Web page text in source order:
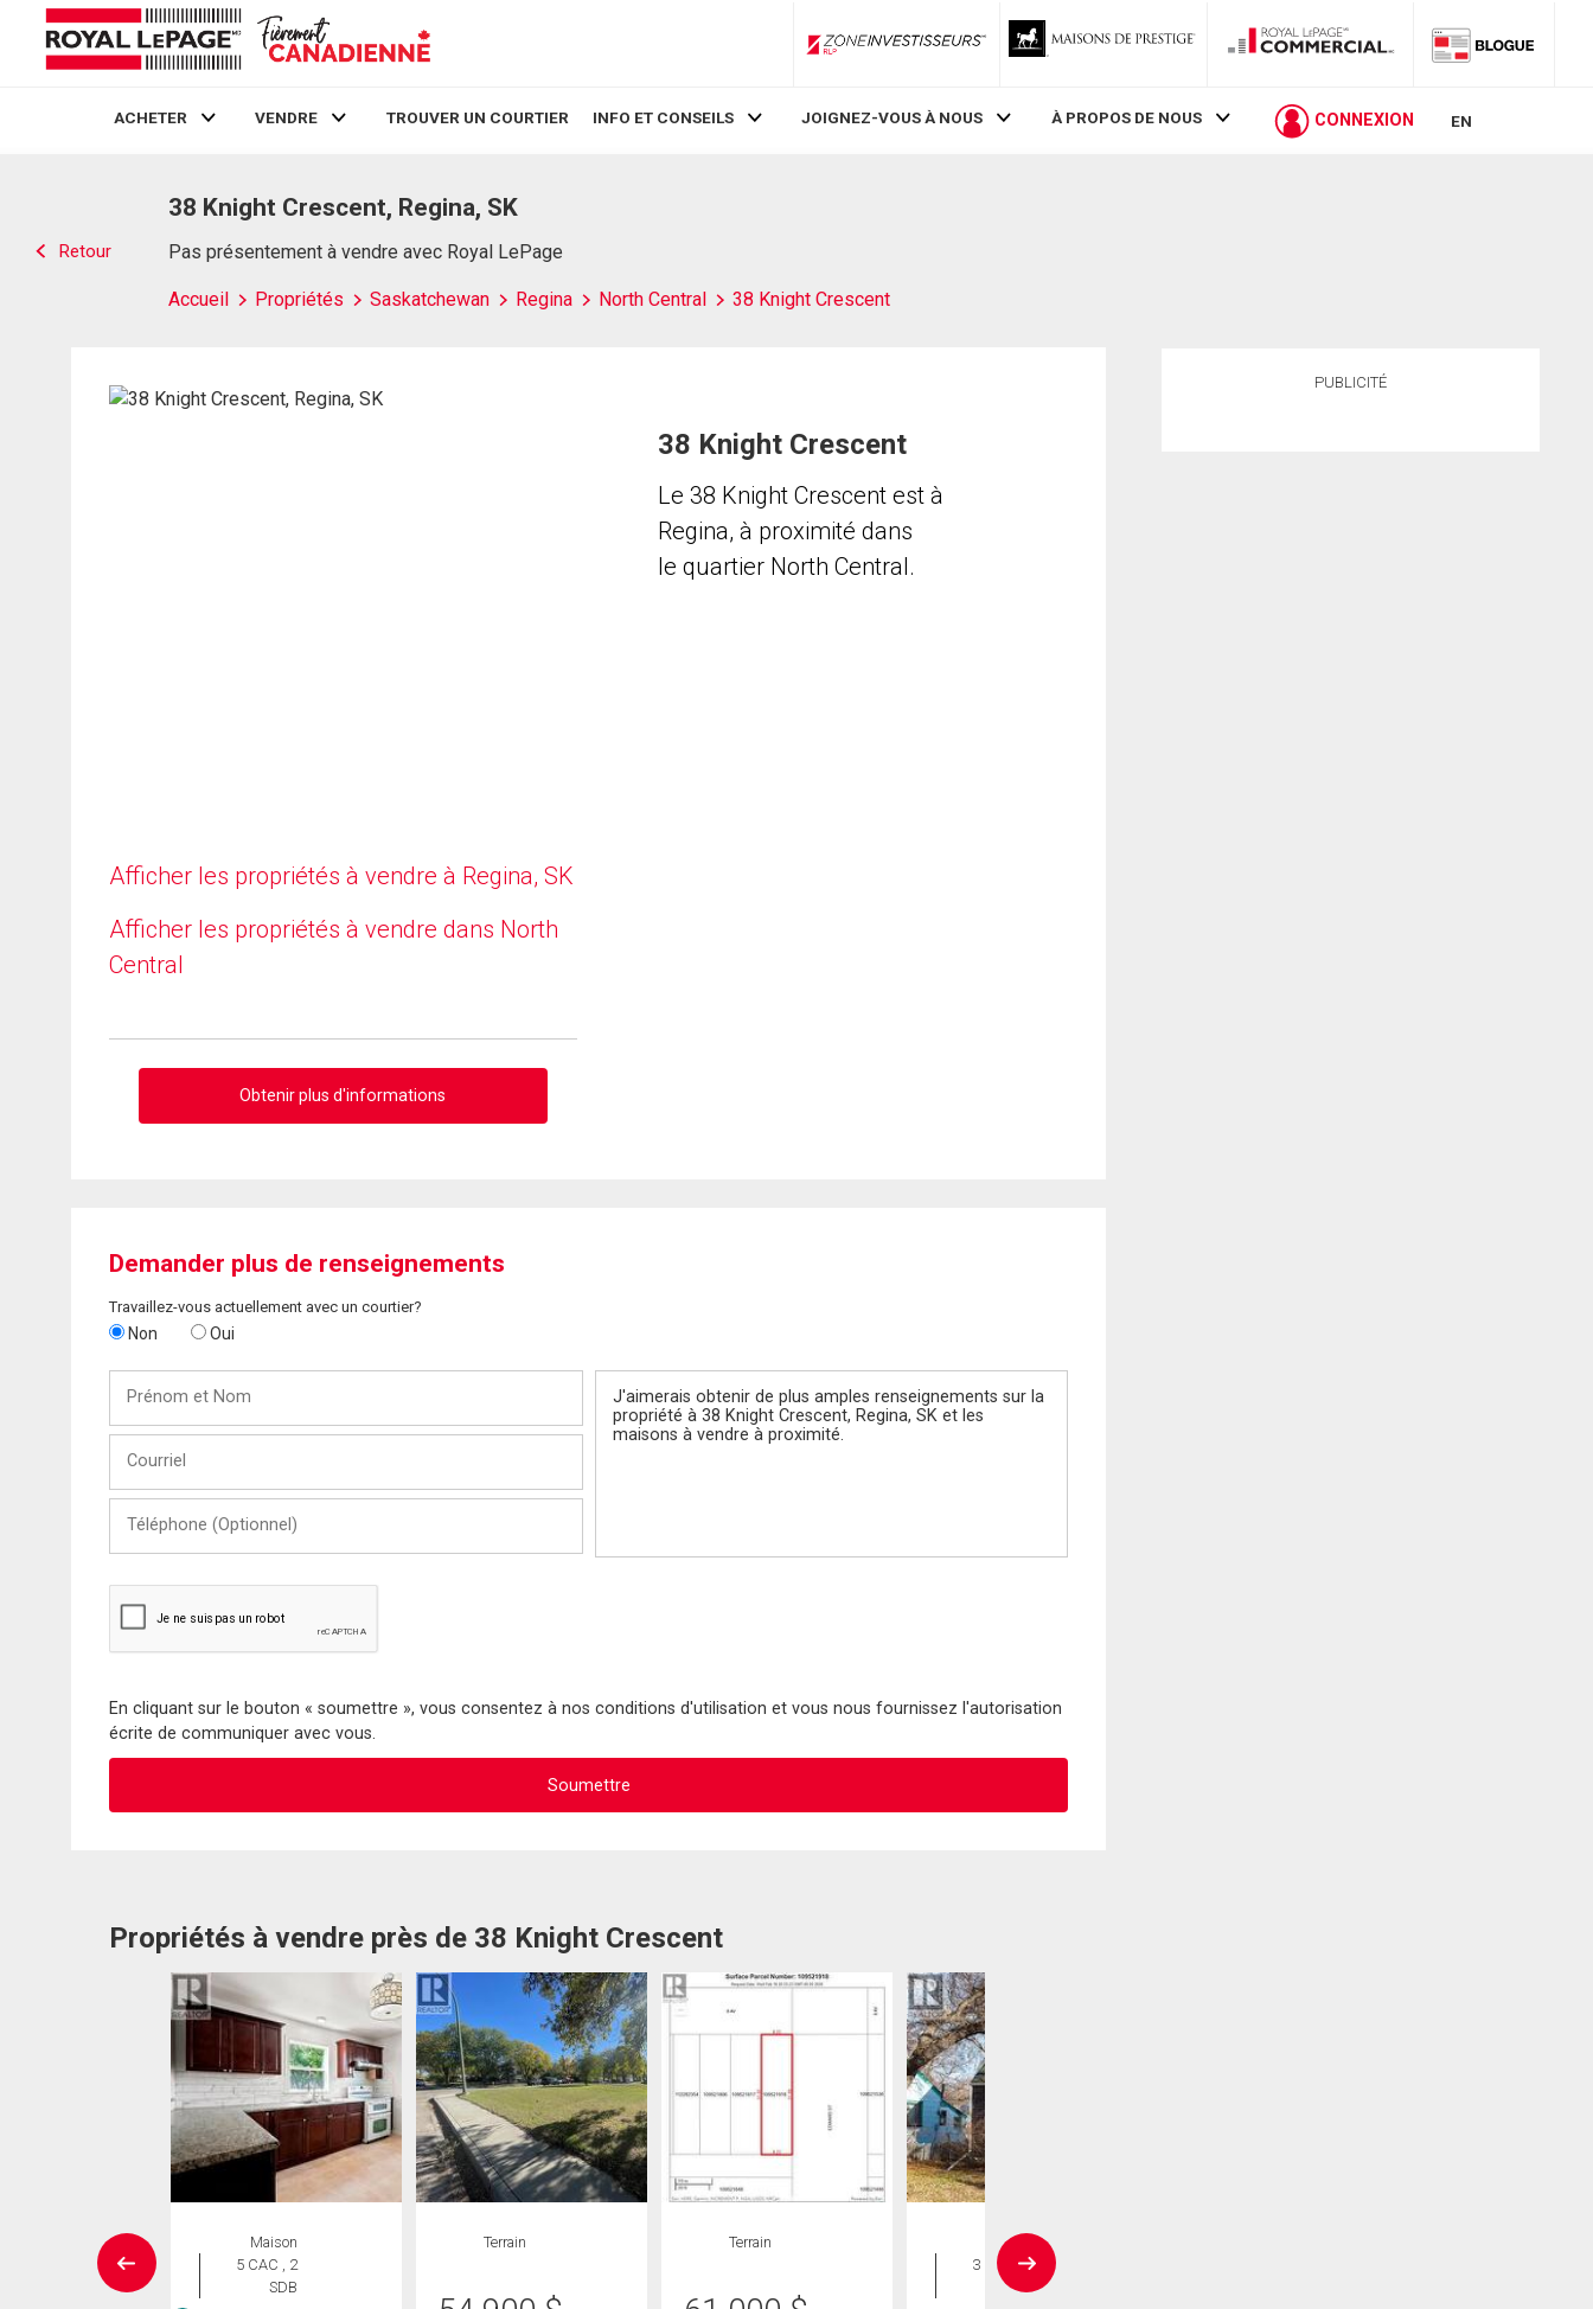
ZoneInvestisseurs RLP
ACHETER VENDRE TROUVER UN COURTIER INFO ET CONSEILS JOIGNEZ-VOUS À NOUS À PROPOS DE NOUS CONNEXION EN
Retour
38 Knight Crescent, Regina, SK
Pas présentement à vendre avec Royal LePage
Accueil Propriétés Saskatchewan Regina North Central 38 Knight Crescent
Afficher les propriétés à vendre à Regina, SK
Afficher les propriétés à vendre dans North
Central
Obtenir plus d'informations
38 Knight Crescent
Le 38 Knight Crescent est à
Regina, à proximité dans
le quartier North Central.
Demander plus de renseignements
Travaillez-vous actuellement avec un courtier?
Non Oui
Nom
(Optionnel)
En cliquant sur le bouton « soumettre », vous consentez à nos conditions d'utilisation et vous nous fournissez l'autorisation
écrite de communiquer avec vous.
Propriétés à vendre près de 38 Knight Crescent
Maison
5 CAC , 2
SDB
Terrain Terrain
Maison
3 CAC , 1
SDB
PUBLICITÉ